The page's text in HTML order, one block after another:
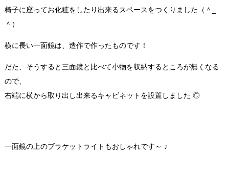
椅子に座ってお化粧をしたり出来るスペースをつくりました（＾_
＾）
横に長い一面鏡は、造作で作ったものです！
だた、そうすると三面鏡と比べて小物を収納するところが無くなる
ので、
右端に横から取り出し出来るキャビネットを設置しました ◎
一面鏡の上のブラケットライトもおしゃれです～ ♪